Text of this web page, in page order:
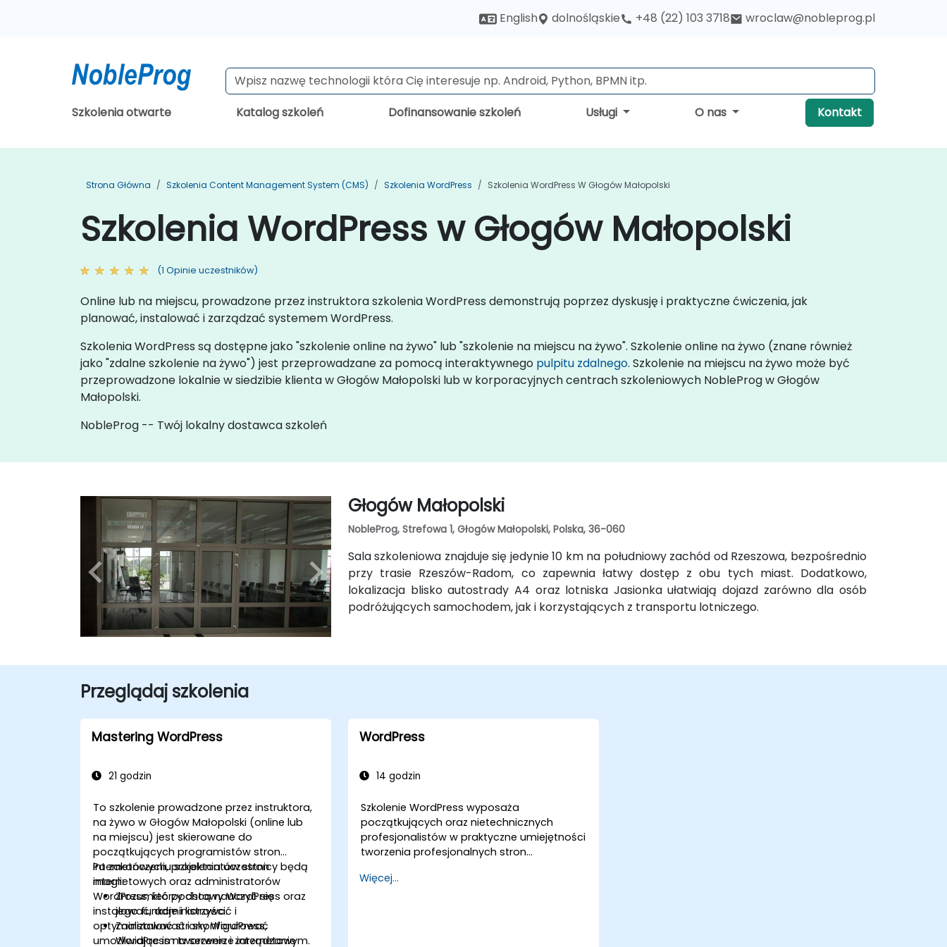
English dolnośląskie +48 (22) 103 3718 wroclaw@nobleprog.pl
Szkolenia otwarte Katalog szkoleń Dofinansowanie szkoleń Usługi O nas Kontakt
Strona Główna Szkolenia Content Management System (CMS) Szkolenia WordPress Szkolenia WordPress W Głogów Małopolski
Szkolenia WordPress w Głogów Małopolski
(1 Opinie uczestników)
Online lub na miejscu, prowadzone przez instruktora szkolenia WordPress demonstrują poprzez dyskusję i praktyczne ćwiczenia, jak
planować, instalować i zarządzać systemem WordPress.
Szkolenia WordPress są dostępne jako "szkolenie online na żywo" lub "szkolenie na miejscu na żywo". Szkolenie online na żywo (znane również
jako "zdalne szkolenie na żywo") jest przeprowadzane za pomocą interaktywnego pulpitu zdalnego. Szkolenie na miejscu na żywo może być
przeprowadzone lokalnie w siedzibie klienta w Głogów Małopolski lub w korporacyjnych centrach szkoleniowych NobleProg w Głogów
Małopolski.
NobleProg -- Twój lokalny dostawca szkoleń
Głogów Małopolski
NobleProg, Strefowa 1, Głogów Małopolski, Polska, 36-060
Sala szkoleniowa znajduje się jedynie 10 km na południowy zachód od Rzeszowa, bezpośrednio
przy trasie Rzeszów-Radom, co zapewnia łatwy dostęp z obu tych miast. Dodatkowo,
lokalizacja blisko autostrady A4 oraz lotniska Jasionka ułatwiają dojazd zarówno dla osób
podróżujących samochodem, jak i korzystających z transportu lotniczego.
Przeglądaj szkolenia
Mastering WordPress
21 godzin
To szkolenie prowadzone przez instruktora,
na żywo w Głogów Małopolski (online lub
na miejscu) jest skierowane do
początkujących programistów stron
internetowych, projektantów stron
internetowych oraz administratorów
WordPress, którzy chcą nauczyć się
instalować, administrować i
optymalizować strony WordPress,
umożliwiając im tworzenie i zarządzanie
Po zakończeniu szkolenia uczestnicy będą
mogli:
Zrozumieć podstawy WordPress oraz
jego funkcje i korzyści.
Zainstalować i skonfigurować
WordPress na serwerze internetowym.
WordPress
14 godzin
Szkolenie WordPress wyposaża
początkujących oraz nietechnicznych
profesjonalistów w praktyczne umiejętności
tworzenia profesjonalnych stron
kodu. Obejmuje podstawowe zasady
Więcej...